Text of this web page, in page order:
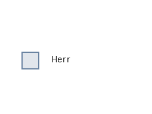
Herr